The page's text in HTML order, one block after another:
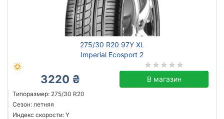
275/30 R20 97Y XL
Imperial Ecosport 2
3220 ₴ В магазин
Типоразмер: 275/30 R20
Сезон: летняя
Индекс скорости: Y